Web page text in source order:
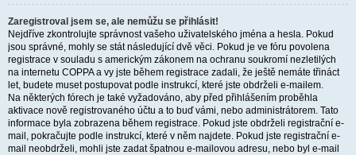
Zaregistroval jsem se, ale nemůžu se přihlásit!
Nejdříve zkontrolujte správnost vašeho uživatelského jména a hesla. Pokud
jsou správné, mohly se stát následující dvě věci. Pokud je ve fóru povolena
registrace v souladu s americkým zákonem na ochranu soukromí nezletilých
na internetu COPPA a vy jste během registrace zadali, že ještě nemáte třináct
let, budete muset postupovat podle instrukcí, které jste obdrželi e-mailem.
Na některých fórech je také vyžadováno, aby před přihlášením proběhla
aktivace nově registrovaného účtu a to buď vámi, nebo administrátorem. Tato
informace byla zobrazena během registrace. Pokud jste obdrželi registrační e-
mail, pokračujte podle instrukcí, které v něm najdete. Pokud jste registrační e-
mail neobdrželi, mohli jste zadat špatnou e-mailovou adresu, nebo byl e-mail